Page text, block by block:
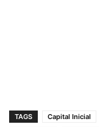
TAGS Capital Inicial